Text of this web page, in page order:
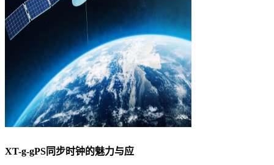
XT-g-gPS同步时钟的魅力与应